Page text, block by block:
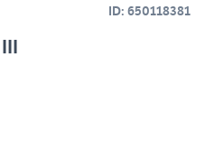
ID: 650118381